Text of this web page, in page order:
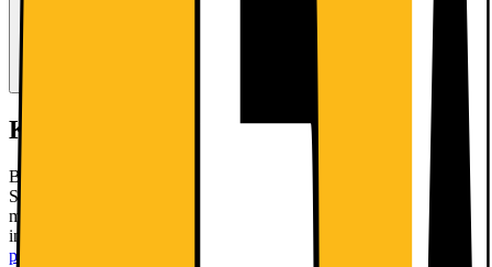
Kort om produktet
Bosch Series 4 kølefryseskabet KGN36VWED med NoFrost,
SuperFreezing og VitaFresh er en perfekt måde at holde dine
madvarer friske på. Den har praktisk adgang og overblik over
indretningen med EasyAccess hylderne og LED-lyset.
Læs mere om
produktet